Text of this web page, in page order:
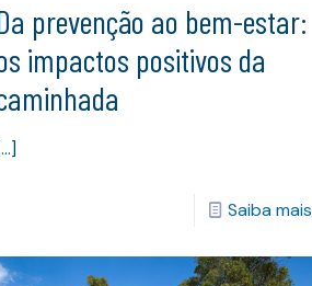
prevenção ao bem-estar:
impactos positivos da
Saiba mais